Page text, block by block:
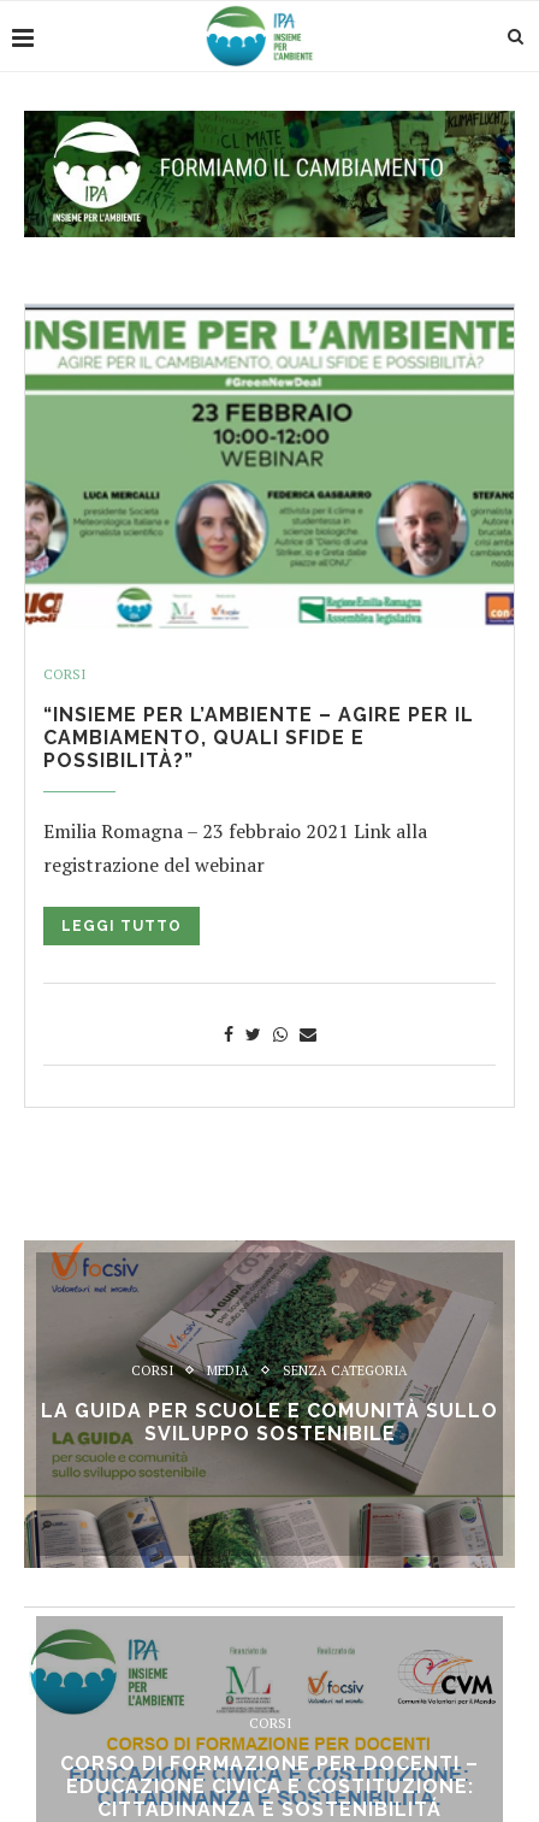
CORSI
“INSIEME PER L’AMBIENTE – AGIRE PER IL
CAMBIAMENTO, QUALI SFIDE E
POSSIBILITÀ?”
Emilia Romagna – 23 febbraio 2021 Link alla
registrazione del webinar
LEGGI TUTTO
CORSI MEDIA SENZA CATEGORIA
LA GUIDA PER SCUOLE E COMUNITÀ SULLO
SVILUPPO SOSTENIBILE
CORSI
CORSO DI FORMAZIONE PER DOCENTI –
EDUCAZIONE CIVICA E COSTITUZIONE:
CITTADINANZA E SOSTENIBILITÁ